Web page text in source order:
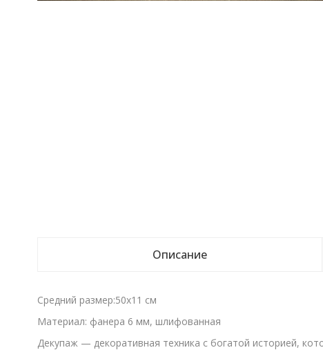
Описание
Средний размер:50х11 см
Материал: фанера 6 мм, шлифованная
Декупаж — декоративная техника с богатой историей,